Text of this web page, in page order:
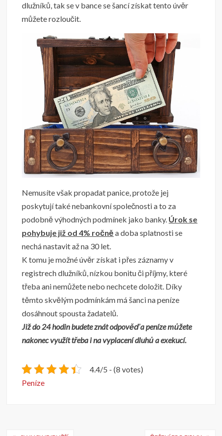
dlužníků, tak se v bance se šancí získat tento úvěr
můžete rozloučit.
Nemusíte však propadat panice, protože jej
poskytují také nebankovní společnosti a to za
podobně výhodných podmínek jako banky. Úrok se
pohybuje již od 4% ročněa doba splatnosti se
nechá nastavit až na 30 let.
K tomu je možné úvěr získat i přes záznamy v
registrech dlužníků, nízkou bonitu či příjmy, které
třeba ani nemůžete nebo nechcete doložit. Díky
těmto skvělým podmínkám má šanci na peníze
dosáhnout spousta žadatelů.
Již do 24 hodin budete znát odpověď a peníze můžete
nakonec využít třeba i na vyplacení dluhů a exekucí.
4.4/5 - (8 votes)
Peníze